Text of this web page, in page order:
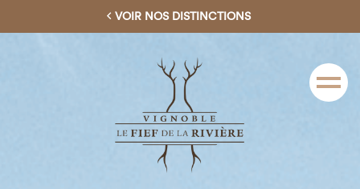
VOIR NOS DISTINCTIONS
Menu